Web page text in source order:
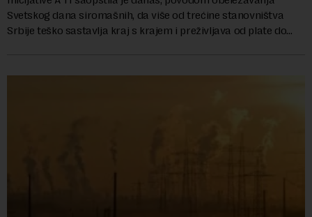
Svetskog dana siromašnih, da više od trećine stanovništva
Srbije teško sastavlja kraj s krajem i preživljava od plate do